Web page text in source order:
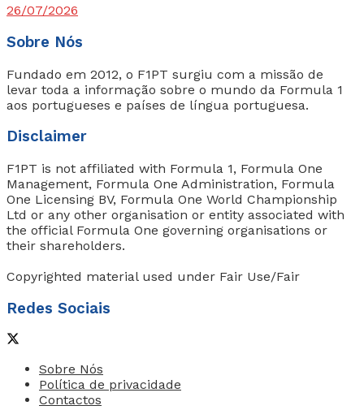
26/07/2026
Sobre Nós
Fundado em 2012, o F1PT surgiu com a missão de
levar toda a informação sobre o mundo da Formula 1
aos portugueses e países de língua portuguesa.
Disclaimer
F1PT is not affiliated with Formula 1, Formula One
Management, Formula One Administration, Formula
One Licensing BV, Formula One World Championship
Ltd or any other organisation or entity associated with
the official Formula One governing organisations or
their shareholders.
Copyrighted material used under Fair Use/Fair
Redes Sociais
Sobre Nós
Política de privacidade
Contactos